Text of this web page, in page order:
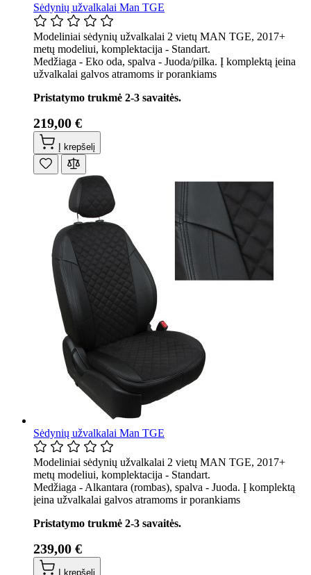
Sėdynių užvalkalai Man TGE
Modeliniai sėdynių užvalkalai 2 vietų MAN TGE, 2017+
metų modeliui, komplektacija - Standart.
Medžiaga - Eko oda, spalva - Juoda/pilka. Į komplektą įeina
užvalkalai galvos atramoms ir porankiams
Pristatymo trukmė 2-3 savaitės.
219,00 €
Į krepšelį
Sėdynių užvalkalai Man TGE
Modeliniai sėdynių užvalkalai 2 vietų MAN TGE, 2017+
metų modeliui, komplektacija - Standart.
Medžiaga - Alkantara (rombas), spalva - Juoda. Į komplektą
įeina užvalkalai galvos atramoms ir porankiams
Pristatymo trukmė 2-3 savaitės.
239,00 €
Į krepšelį